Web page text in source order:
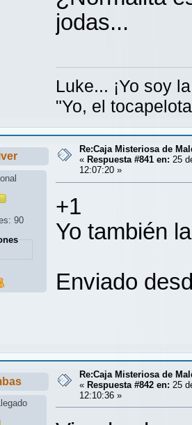
jodas...
Luke... ¡Yo soy
"Yo, el
90
Re:Caja Misteriosa de
« Respuesta #841 en: 25
12:07:20 »
+1
Yo también
Enviado
Re:Caja Misteriosa de
« Respuesta #842 en: 25
12:10:36 »